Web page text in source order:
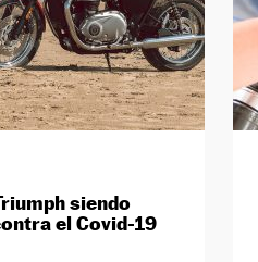
siendo
el Covid-19